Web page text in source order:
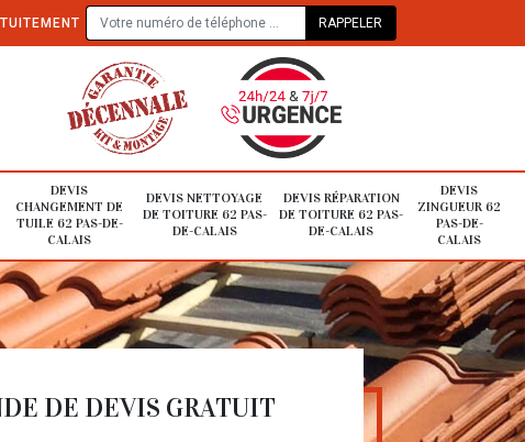
DEVIS
CHANGEMENT DE
TUILE 62 PAS-DE-
CALAIS
DEVIS NETTOYAGE
DE TOITURE 62 PAS-
DE-CALAIS
DEVIS RÉPARATION
DE TOITURE 62 PAS-
DE-CALAIS
DEVIS
ZINGUEUR 62
PAS-DE-
CALAIS
DE DEVIS GRATUIT